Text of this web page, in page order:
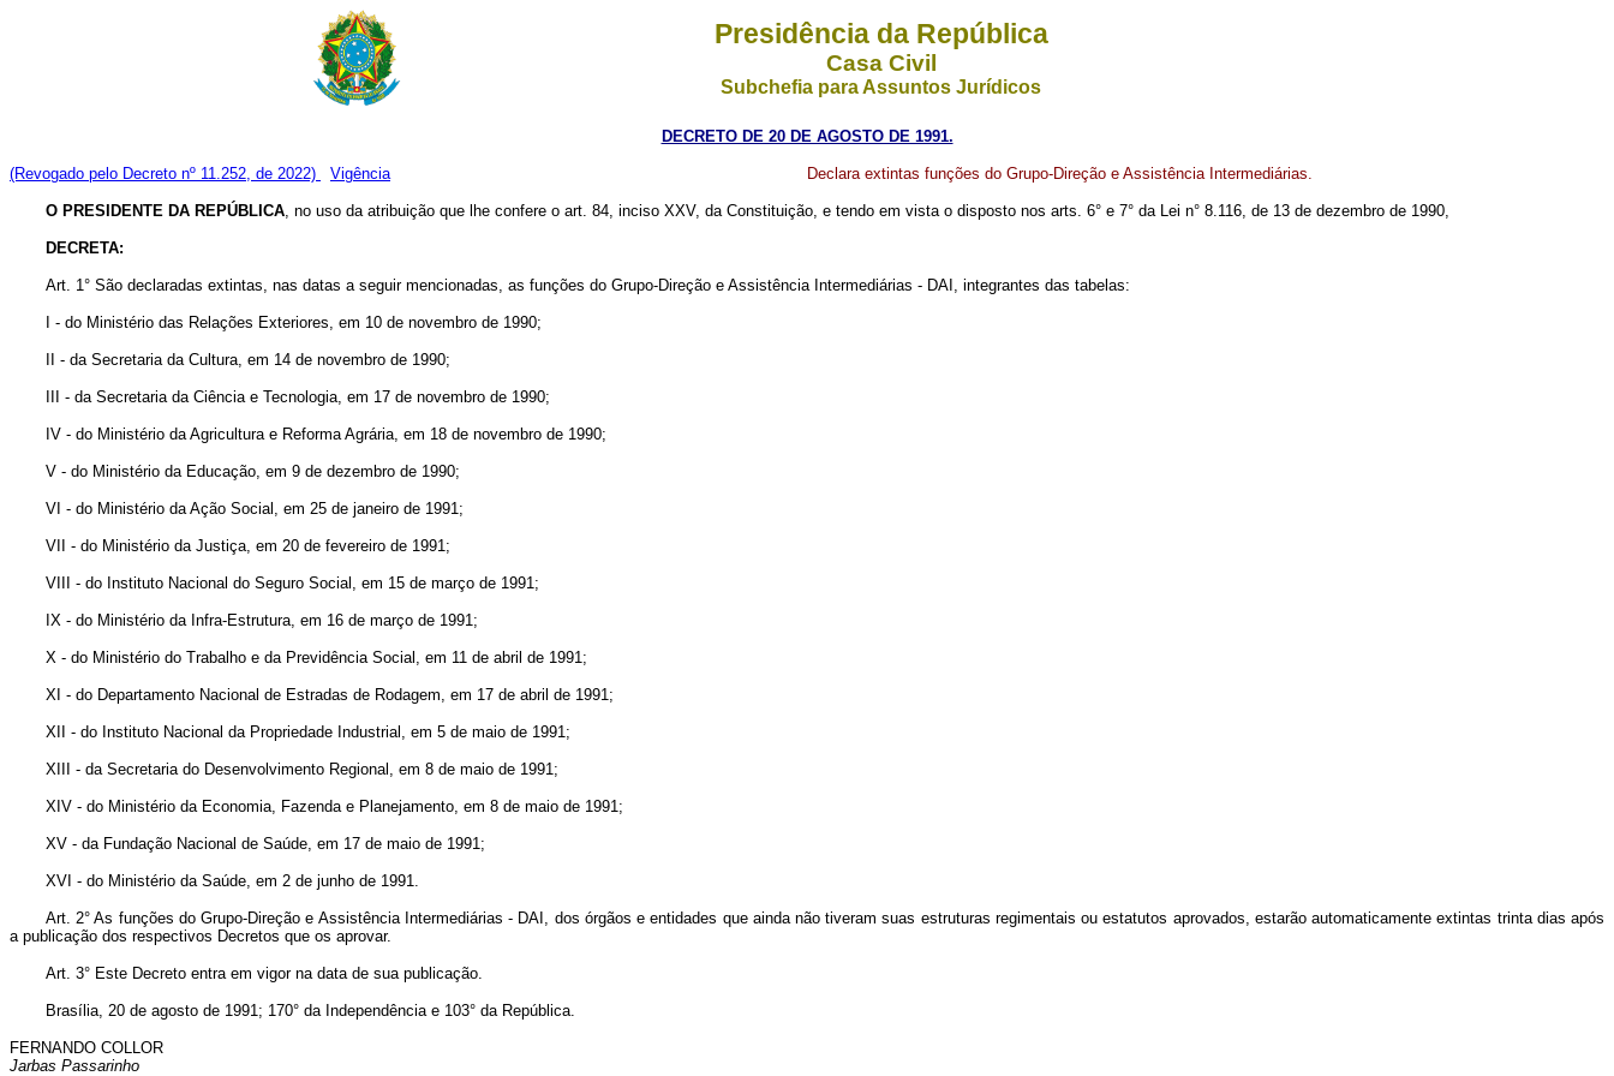
Presidência da República
Casa Civil
Subchefia para Assuntos Jurídicos
DECRETO DE 20 DE AGOSTO DE 1991.
(Revogado pelo Decreto nº 11.252, de 2022) Vigência Declara extintas funções do Grupo-Direção e Assistência Intermediárias.
O PRESIDENTE DA REPÚBLICA, no uso da atribuição que lhe confere o art. 84, inciso XXV, da Constituição, e tendo em vista o disposto nos arts. 6° e 7° da Lei n° 8.116, de 13 de dezembro de 1990,
DECRETA:
Art. 1° São declaradas extintas, nas datas a seguir mencionadas, as funções do Grupo-Direção e Assistência Intermediárias - DAI, integrantes das tabelas:
I - do Ministério das Relações Exteriores, em 10 de novembro de 1990;
II - da Secretaria da Cultura, em 14 de novembro de 1990;
III - da Secretaria da Ciência e Tecnologia, em 17 de novembro de 1990;
IV - do Ministério da Agricultura e Reforma Agrária, em 18 de novembro de 1990;
V - do Ministério da Educação, em 9 de dezembro de 1990;
VI - do Ministério da Ação Social, em 25 de janeiro de 1991;
VII - do Ministério da Justiça, em 20 de fevereiro de 1991;
VIII - do Instituto Nacional do Seguro Social, em 15 de março de 1991;
IX - do Ministério da Infra-Estrutura, em 16 de março de 1991;
X - do Ministério do Trabalho e da Previdência Social, em 11 de abril de 1991;
XI - do Departamento Nacional de Estradas de Rodagem, em 17 de abril de 1991;
XII - do Instituto Nacional da Propriedade Industrial, em 5 de maio de 1991;
XIII - da Secretaria do Desenvolvimento Regional, em 8 de maio de 1991;
XIV - do Ministério da Economia, Fazenda e Planejamento, em 8 de maio de 1991;
XV - da Fundação Nacional de Saúde, em 17 de maio de 1991;
XVI - do Ministério da Saúde, em 2 de junho de 1991.
Art. 2° As funções do Grupo-Direção e Assistência Intermediárias - DAI, dos órgãos e entidades que ainda não tiveram suas estruturas regimentais ou estatutos aprovados, estarão automaticamente extintas trinta dias após
a publicação dos respectivos Decretos que os aprovar.
Art. 3° Este Decreto entra em vigor na data de sua publicação.
Brasília, 20 de agosto de 1991; 170° da Independência e 103° da República.
FERNANDO COLLOR
Jarbas Passarinho